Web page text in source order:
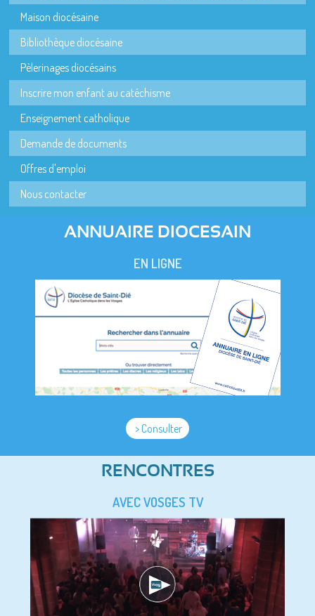
Maison diocésaine
Bibliothèque diocésaine
Pèlerinages diocésains
Inscrire mon enfant au catéchisme
Enseignement catholique
Demande de documents
Offres d'emploi
Nous contacter
ANNUAIRE DIOCESAIN
EN LIGNE
> Consulter
RENCONTRES
AVEC VOSGES TV